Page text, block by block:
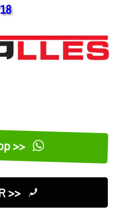
>>
>>